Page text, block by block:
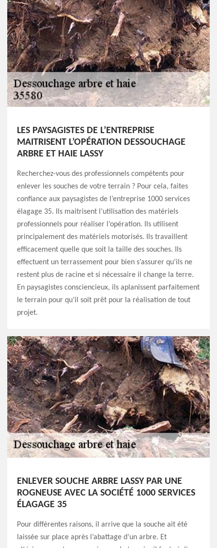
LES PAYSAGISTES DE L’ENTREPRISE
MAITRISENT L’OPÉRATION DESSOUCHAGE
ARBRE ET HAIE LASSY
Recherchez-vous des professionnels compétents pour
enlever les souches de votre terrain ? Pour cela, faites
confiance aux paysagistes de l’entreprise 1000 services
élagage 35. Ils maitrisent l’utilisation des matériels
professionnels pour réaliser l’opération. Ils utilisent
principalement des matériels motorisés. Ils travaillent
efficacement quelle que soit la taille des souches. Ils
effectuent un terrassement pour bien s’assurer qu’ils ne
restent plus de racine et si nécessaire il change la terre.
En paysagistes consciencieux, ils aplanissent parfaitement
le terrain pour qu’il soit prêt pour la réalisation de tout
projet.
ENLEVER SOUCHE ARBRE LASSY PAR UNE
ROGNEUSE AVEC LA SOCIÉTÉ 1000 SERVICES
ÉLAGAGE 35
Pour différentes raisons, il arrive que la souche ait été
laissée sur place après l’abattage d’un arbre. Et